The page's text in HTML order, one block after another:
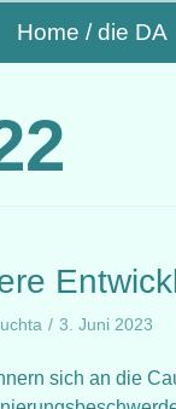
Home / die DA
3. Juni 2023
sich an die